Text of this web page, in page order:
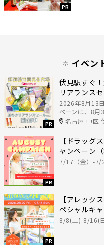
PR
イベン
PR
伏見駅すぐ
リアランス
2026年8月13
ペーンは、8月
名古屋 中区
PR
【ドラッグ
ャンペーン
7/17（金）-7/
PR
【アレック
ペシャルキ
8/8(土)-8/16(